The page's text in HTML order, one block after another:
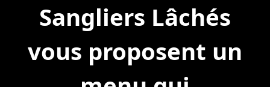
Sangliers Lâchés
vous proposent un